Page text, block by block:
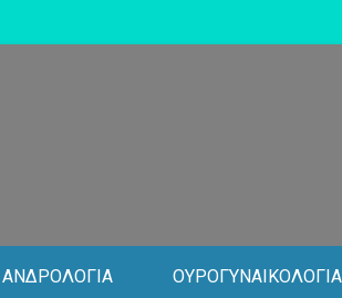
ΑΝΔΡΟΛΟΓΙΑ ΟΥΡΟΓΥΝΑΙΚΟΛΟΓΙΑ